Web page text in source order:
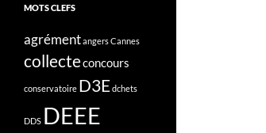
MOTS CLEFS
agrémentangersCannes
collecteconcours
conservatoire D3Edchets
DDS DEEE